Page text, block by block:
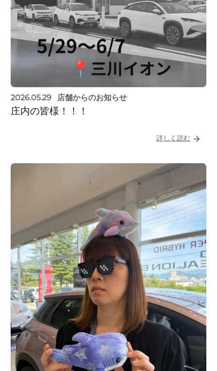
2026.05.29 店舗からのお知らせ
庄内の皆様！！！
詳しく読む